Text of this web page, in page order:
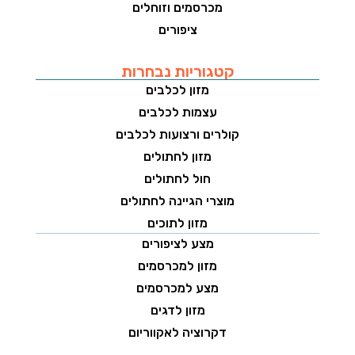
מכרסמים וזוחלים
ציפורים
קטגוריות נבחרות
מזון לכלבים
עצמות לכלבים
קולרים ורצועות לכלבים
מזון לחתולים
חול לחתולים
מוצרי הגיינה לחתולים
מזון לתוכים
מצע לציפורים
מזון למכרסמים
מצע למכרסמים
מזון לדגים
דקרוציה לאקווריום